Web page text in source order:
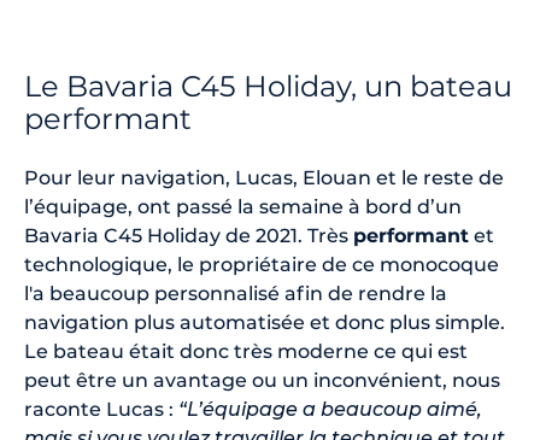
Le Bavaria C45 Holiday, un bateau
performant
Pour leur navigation, Lucas, Elouan et le reste de
l’équipage, ont passé la semaine à bord d’un
Bavaria C45 Holiday de 2021. Très performant et
technologique, le propriétaire de ce monocoque
l'a beaucoup personnalisé afin de rendre la
navigation plus automatisée et donc plus simple.
Le bateau était donc très moderne ce qui est
peut être un avantage ou un inconvénient, nous
raconte Lucas : “L’équipage a beaucoup aimé,